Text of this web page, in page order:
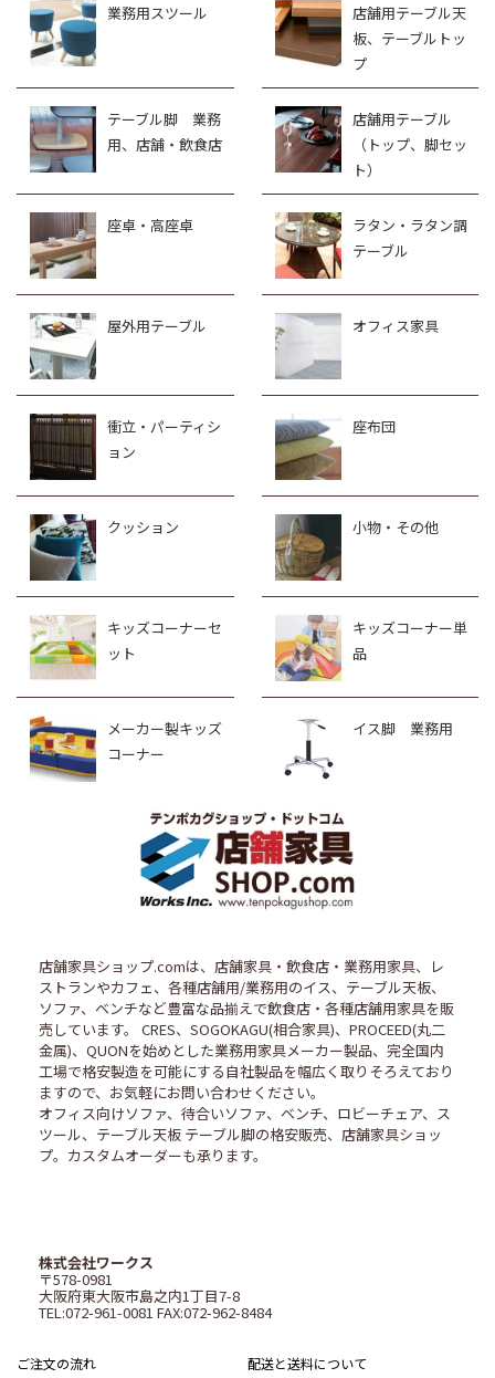
業務用スツール
店舗用テーブル天
板、テーブルトッ
プ
テーブル脚 業務
用、店舗・飲食店
店舗用テーブル
（トップ、脚セッ
ト）
座卓・高座卓
ラタン・ラタン調
テーブル
屋外用テーブル オフィス家具
衝立・パーティシ
ョン
座布団
クッション 小物・その他
キッズコーナーセ
ット
キッズコーナー単
品
メーカー製キッズ
コーナー
イス脚 業務用
店舗家具ショップ.comは、店舗家具・飲食店・業務用家具、レ
ストランやカフェ、各種店舗用/業務用のイス、テーブル天板、
ソファ、ベンチなど豊富な品揃えで飲食店・各種店舗用家具を販
売しています。 CRES、SOGOKAGU(相合家具)、PROCEED(丸二
金属)、QUONを始めとした業務用家具メーカー製品、完全国内
工場で格安製造を可能にする自社製品を幅広く取りそろえており
ますので、お気軽にお問い合わせください。
オフィス向けソファ、待合いソファ、ベンチ、ロビーチェア、ス
ツール、テーブル天板 テーブル脚の格安販売、店舗家具ショッ
プ。カスタムオーダーも承ります。
株式会社ワークス
〒578-0981
大阪府東大阪市島之内1丁目7-8
TEL:072-961-0081 FAX:072-962-8484
ご注文の流れ 配送と送料について